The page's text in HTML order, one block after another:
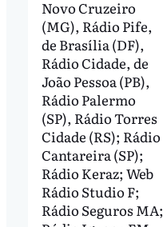
Novo Cruzeiro
(MG), Rádio Pife,
de Brasília (DF),
Rádio Cidade, de
João Pessoa (PB),
Rádio Palermo
(SP), Rádio Torres
Cidade (RS); Rádio
Cantareira (SP);
Rádio Keraz; Web
Rádio Studio F;
Rádio Seguros MA;